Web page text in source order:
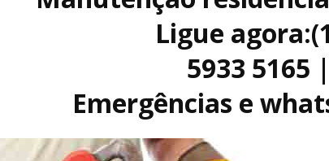
Ligue
5933 5165
Emergências e